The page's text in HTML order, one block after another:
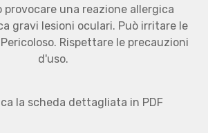
provocare una reazione allergica
gravi lesioni oculari. Può irritare le
Rispettare le precauzioni
d'uso.
la scheda dettagliata in PDF